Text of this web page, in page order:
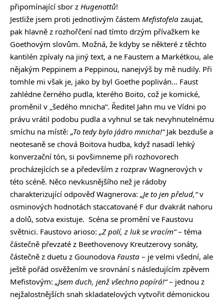
připomínající sbor z Hugenottů!
Jestliže jsem proti jednotlivým částem Mefistofela zaujat,
pak hlavně z rozhořčení nad tímto drzým přívažkem ke
Goethovým slovům. Možná, že kdyby se některé z těchto
kantilén zpívaly na jiný text, a ne Faustem a Markétkou, ale
nějakým Peppinem a Peppinou, nanejvýš by mě nudily. Při
tomhle mi však je, jako by byl Goethe popliván… Faust
zahlédne černého pudla, kterého Boito, což je komické,
proměnil v „šedého mnicha“. Ředitel Jahn mu ve Vídni po
právu vrátil podobu pudla a vyhnul se tak nevyhnutelnému
smíchu na místě: „To tedy bylo jádro mnicha!“Jak bezduše a
neotesaně se chová Boitova hudba, když nasadí lehký
konverzační tón, si povšimneme při rozhovorech
procházejících se a především z rozprav Wagnerových v
této scéně. Něco nevkusnějšího než je rádoby
charakterizující odpověď Wagnerova: „Je to jen přelud,“v
osminových hodnotách staccatované F dur dvakrát nahoru
a dolů, sotva existuje. Scéna se promění ve Faustovu
světnici. Faustovo arioso: „Z polí, z luk se vracím“– téma
částečně převzaté z Beethovenovy Kreutzerovy sonáty,
částečně z duetu z Gounodova Fausta – je velmi všední, ale
ještě pořád osvěžením ve srovnání s následujícím zpěvem
Mefistovým: „Jsem duch, jenž všechno popírá!“– jednou z
nejžalostnějších snah skladatelových vytvořit démonickou